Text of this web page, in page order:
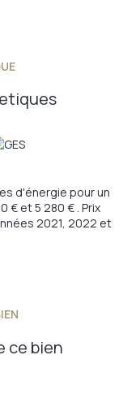
d'énergie pour un
€ et 5 280 € . Prix
2021, 2022 et
ce bien